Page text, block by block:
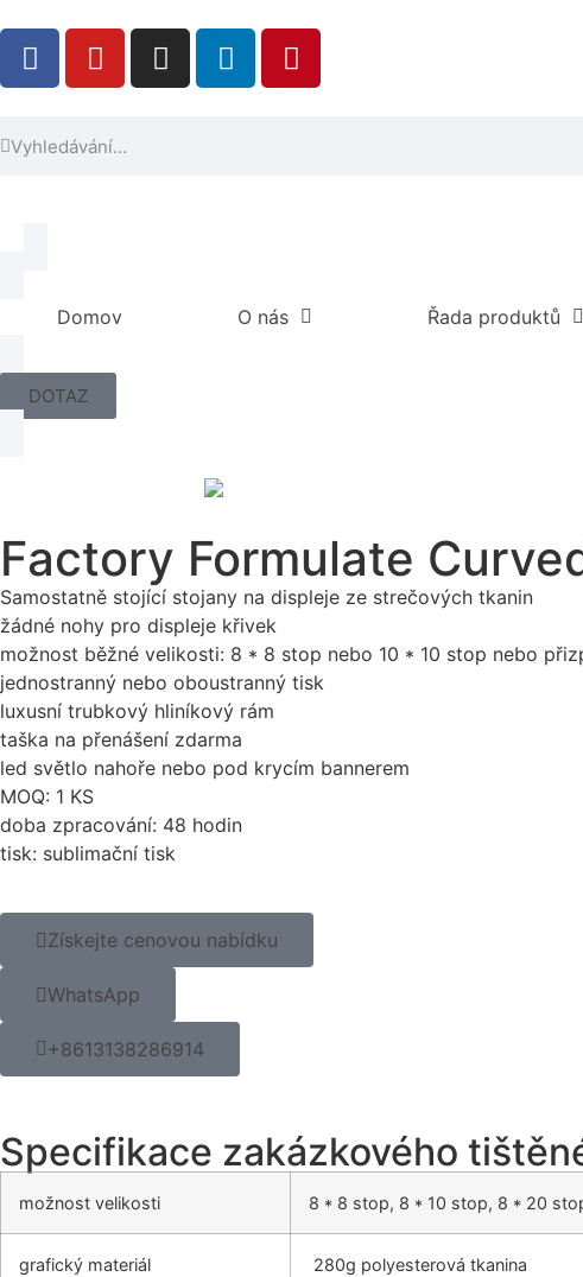
Domov O nás Řada produktů
DOTAZ
Factory Formulate
Samostatně stojící stojany na displeje ze strečových tkanin
žádné nohy pro displeje křivek
možnost běžné velikosti: 8 * 8 stop nebo 10 * 10 stop nebo
jednostranný nebo oboustranný tisk
luxusní trubkový hliníkový rám
taška na přenášení zdarma
led světlo nahoře nebo pod krycím bannerem
MOQ: 1 KS
doba zpracování: 48 hodin
tisk: sublimační tisk
Získejte cenovou nabídku
WhatsApp
+8613138286914
Specifikace zakázkového
možnost velikosti 8 * 8 stop, 8 * 10 stop, 8 * 20
grafický materiál 280g polyesterová tkanina